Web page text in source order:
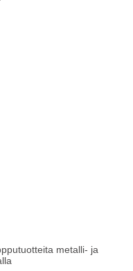
metalli- ja